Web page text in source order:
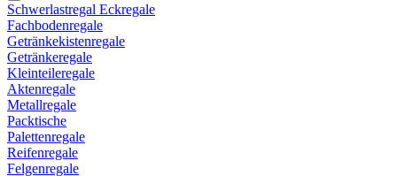
Schwerlastregal Eckregale
Fachbodenregale
Getränkekistenregale
Getränkeregale
Kleinteileregale
Aktenregale
Metallregale
Packtische
Palettenregale
Reifenregale
Felgenregale